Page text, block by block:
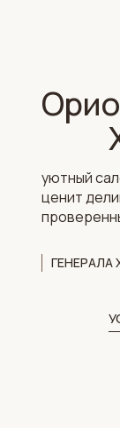
уютный
ценит
ГЕНЕРАЛА